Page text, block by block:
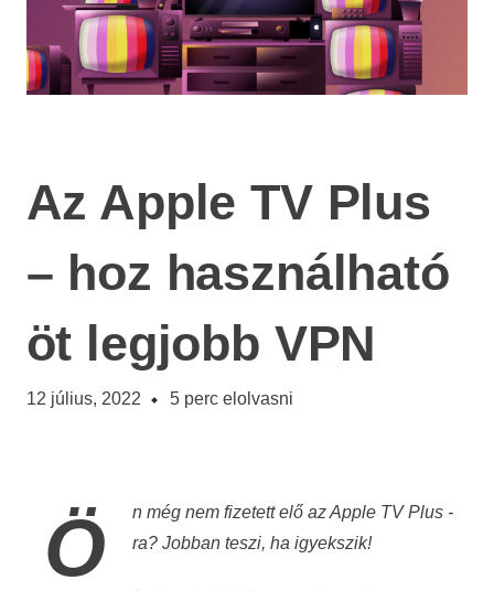
Az Apple TV Plus
– hoz használható
öt legjobb VPN
12 július, 2022 5 perc elolvasni
Ön még nem fizetett elő azApple TV Plus-
ra? Jobban teszi, ha igyekszik!